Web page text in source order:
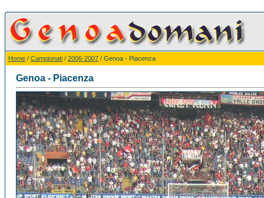
Home / Campionati / 2006-2007 / Genoa - Piacenza
Genoa - Piacenza